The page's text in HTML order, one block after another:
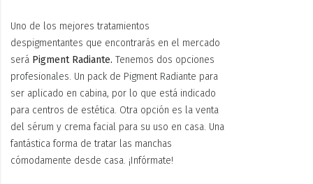
Uno de los mejores tratamientos
despigmentantes que encontrarás en el mercado
será Pigment Radiante. Tenemos dos opciones
profesionales. Un pack de Pigment Radiante para
ser aplicado en cabina, por lo que está indicado
para centros de estética. Otra opción es la venta
del sérum y crema facial para su uso en casa. Una
fantástica forma de tratar las manchas
cómodamente desde casa. ¡Infórmate!